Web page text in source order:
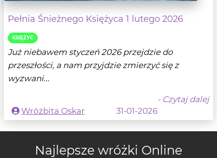
Pełnia Śnieżnego Księżyca 1 lutego 2026
KSIĘŻYC
Już niebawem styczeń 2026 przejdzie do
przeszłości, a nam przyjdzie zmierzyć się z
wyzwani...
- Czytaj dalej
Wróżbita Oskar
31-01-2026
Najlepsze wróżki Online